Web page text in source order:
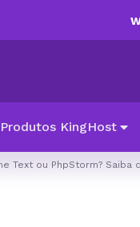
Produtos KingHost
Text ou PhpStorm?